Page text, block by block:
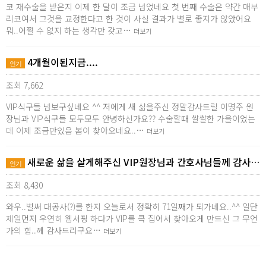
코 재수술을 받은지 이제 한 달이 조금 넘었네요 첫 번째 수술은 약간 매부
리코여서 그것을 교정한다고 한 것이 사실 결과가 별로 좋지가 않았어요
뭐..어쩔 수 없지 하는 생각만 갖고… 더보기
인기 4개월이된지금....
조회 7,662
VIP식구들 넘보구싶네요 ^^ 저에게 새 삶을주신 정말감사드릴 이명주 원
장님과 VIP식구들 모두모두 안녕하신가요?? 수술할때 쌀쌀한 가을이었는
데 이제 조금만있음 봄이 찾아오네요..… 더보기
인기 새로운 삶을 살게해주신 VIP원장님과 간호사님들께 감사…
조회 8,430
와우..벌써 대공사(?)를 한지 오늘로서 정확히 71일째가 되가네요..^^ 일단
제일먼저 우연히 웹서핑 하다가 VIP를 콕 집어서 찾아오게 만드신 그 무언
가의 힘..께 감사드리구요… 더보기